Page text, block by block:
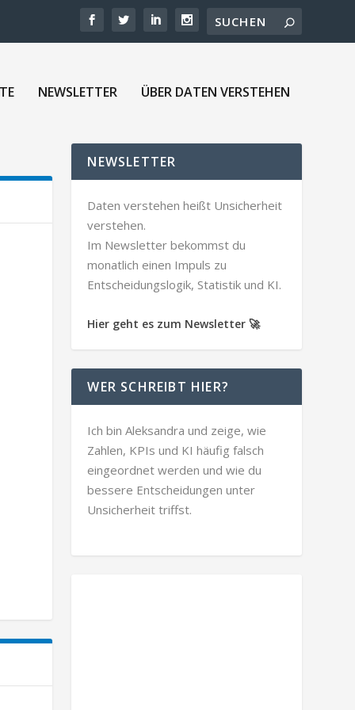
NEWSLETTER ÜBER DATEN VERSTEHEN
NEWSLETTER
Daten verstehen heißt Unsicherheit
verstehen.
Im Newsletter bekommst du
monatlich einen Impuls zu
Entscheidungslogik, Statistik und KI.
Hier geht es zum Newsletter 🚀
WER SCHREIBT HIER?
Ich bin Aleksandra und zeige, wie
Zahlen, KPIs und KI häufig falsch
eingeordnet werden und wie du
bessere Entscheidungen unter
Unsicherheit triffst.